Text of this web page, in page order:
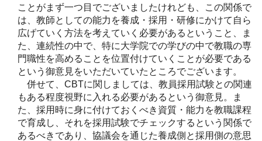
ことがまず一つ目でございましたけれども、この関係で
は、教師としての能力を養成・採用・研修にかけて自ら
広げていく方法を考えていく必要があるということ、ま
た、連続性の中で、特に大学院での学びの中で教職の専
門職性を高めることを位置付けていくことが必要である
という御意見をいただいていたところでございます。
併せて、CBTに関しましては、教員採用試験との関連
もある程度視野に入れる必要があるという御意見。ま
た、採用時に身に付けておくべき資質・能力を教職課程
で育成し、それを採用試験でチェックするという関係で
あるべきであり、協議会を通じた養成側と採用側の意思